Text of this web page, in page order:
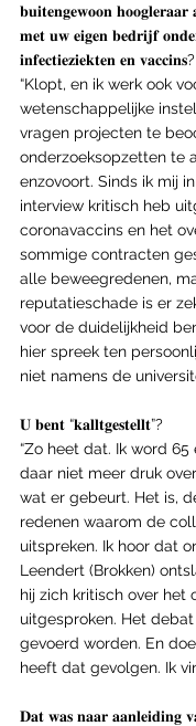
𝐛𝐮𝐢𝐭𝐞𝐧𝐠𝐞𝐰𝐨𝐨𝐧 𝐡𝐨𝐨𝐠𝐥𝐞𝐫𝐚𝐚𝐫
𝐦𝐞𝐭 𝐮𝐰 𝐞𝐢𝐠𝐞𝐧 𝐛𝐞𝐝𝐫𝐢𝐣𝐟
𝐢𝐧𝐟𝐞𝐜𝐭𝐢𝐞𝐳𝐢𝐞𝐤𝐭𝐞𝐧 𝐞𝐧 𝐯𝐚𝐜𝐜𝐢𝐧𝐬?
“Klopt, en ik werk ook
wetenschappelijke
vragen projecten te
onderzoeksopzetten te
enzovoort. Sinds ik mij
interview kritisch heb
coronavaccins en het
sommige contracten
alle beweegredenen,
reputatieschade is er
voor de duidelijkheid
hier spreek ten
niet namens de
𝐔 𝐛𝐞𝐧𝐭 “𝐤𝐚𝐥𝐥𝐭𝐠𝐞𝐬𝐭𝐞𝐥𝐥𝐭”?
“Zo heet dat. Ik word
daar niet meer druk
wat er gebeurt. Het is,
redenen waarom de
uitspreken. Ik hoor dat
Leendert (Brokken)
hij zich kritisch over het
uitgesproken. Het
gevoerd worden. En
heeft dat gevolgen. Ik
𝐃𝐚𝐭 𝐰𝐚𝐬 𝐧𝐚𝐚𝐫 𝐚𝐚𝐧𝐥𝐞𝐢𝐝𝐢𝐧𝐠